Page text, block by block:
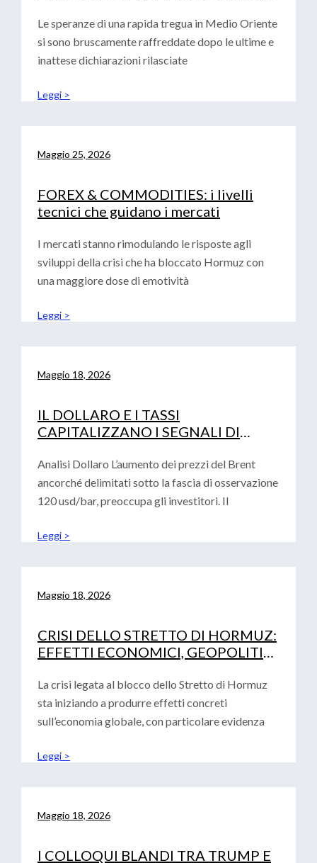
Le speranze di una rapida tregua in Medio Oriente
si sono bruscamente raffreddate dopo le ultime e
inattese dichiarazioni rilasciate
Leggi >
Maggio 25, 2026
FOREX & COMMODITIES: i livelli
tecnici che guidano i mercati
I mercati stanno rimodulando le risposte agli
sviluppi della crisi che ha bloccato Hormuz con
una maggiore dose di emotività
Leggi >
Maggio 18, 2026
IL DOLLARO E I TASSI
CAPITALIZZANO I SEGNALI DI
Analisi Dollaro L’aumento dei prezzi del Brent
ancorché delimitati sotto la fascia di osservazione
120 usd/bar, preoccupa gli investitori. Il
Leggi >
Maggio 18, 2026
CRISI DELLO STRETTO DI HORMUZ:
EFFETTI ECONOMICI, GEOPOLITICI
STATI UNITI E CINA
La crisi legata al blocco dello Stretto di Hormuz
sta iniziando a produrre effetti concreti
sull’economia globale, con particolare evidenza
Leggi >
Maggio 18, 2026
I COLLOQUI BLANDI TRA TRUMP E